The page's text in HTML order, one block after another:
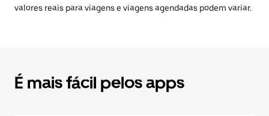
valores reais para viagens e viagens agendadas podem variar.
É mais fácil pelos apps